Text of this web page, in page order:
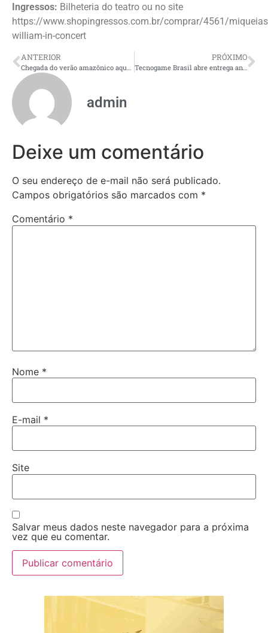
Ingressos: Bilheteria do teatro ou no site
https://www.shopingressos.com.br/comprar/4561/
william-in-concert
ANTERIOR
Chegada do verão amazônico aquece mercado de climatização
PRÓXIMO
Tecnogame Brasil abre entrega antecipada de kits VIP para agilizar acesso ao público em Manaus
admin
Deixe um comentário
O seu endereço de e-mail não será publicado.
Campos obrigatórios são marcados com *
Comentário *
Nome *
E-mail *
Site
Salvar meus dados neste navegador para a próxima
vez que eu comentar.